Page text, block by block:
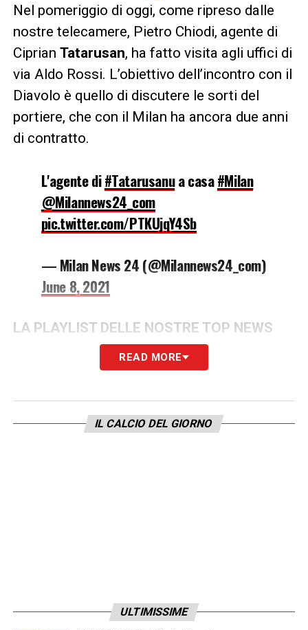
Nel pomeriggio di oggi, come ripreso dalle
nostre telecamere, Pietro Chiodi, agente di
Ciprian Tatarusan, ha fatto visita agli uffici di
via Aldo Rossi. L’obiettivo dell’incontro con il
Diavolo è quello di discutere le sorti del
portiere, che con il Milan ha ancora due anni
di contratto.
L'agente di#Tatarusanua casa#Milan
@Milannews24_com
pic.twitter.com/PTKUjqY4Sb
— Milan News 24 (@Milannews24_com)
June 8, 2021
LA PLAYLIST DELLE NOSTRE TOP NEWS
READ MORE
IL CALCIO DEL GIORNO
ULTIMISSIME